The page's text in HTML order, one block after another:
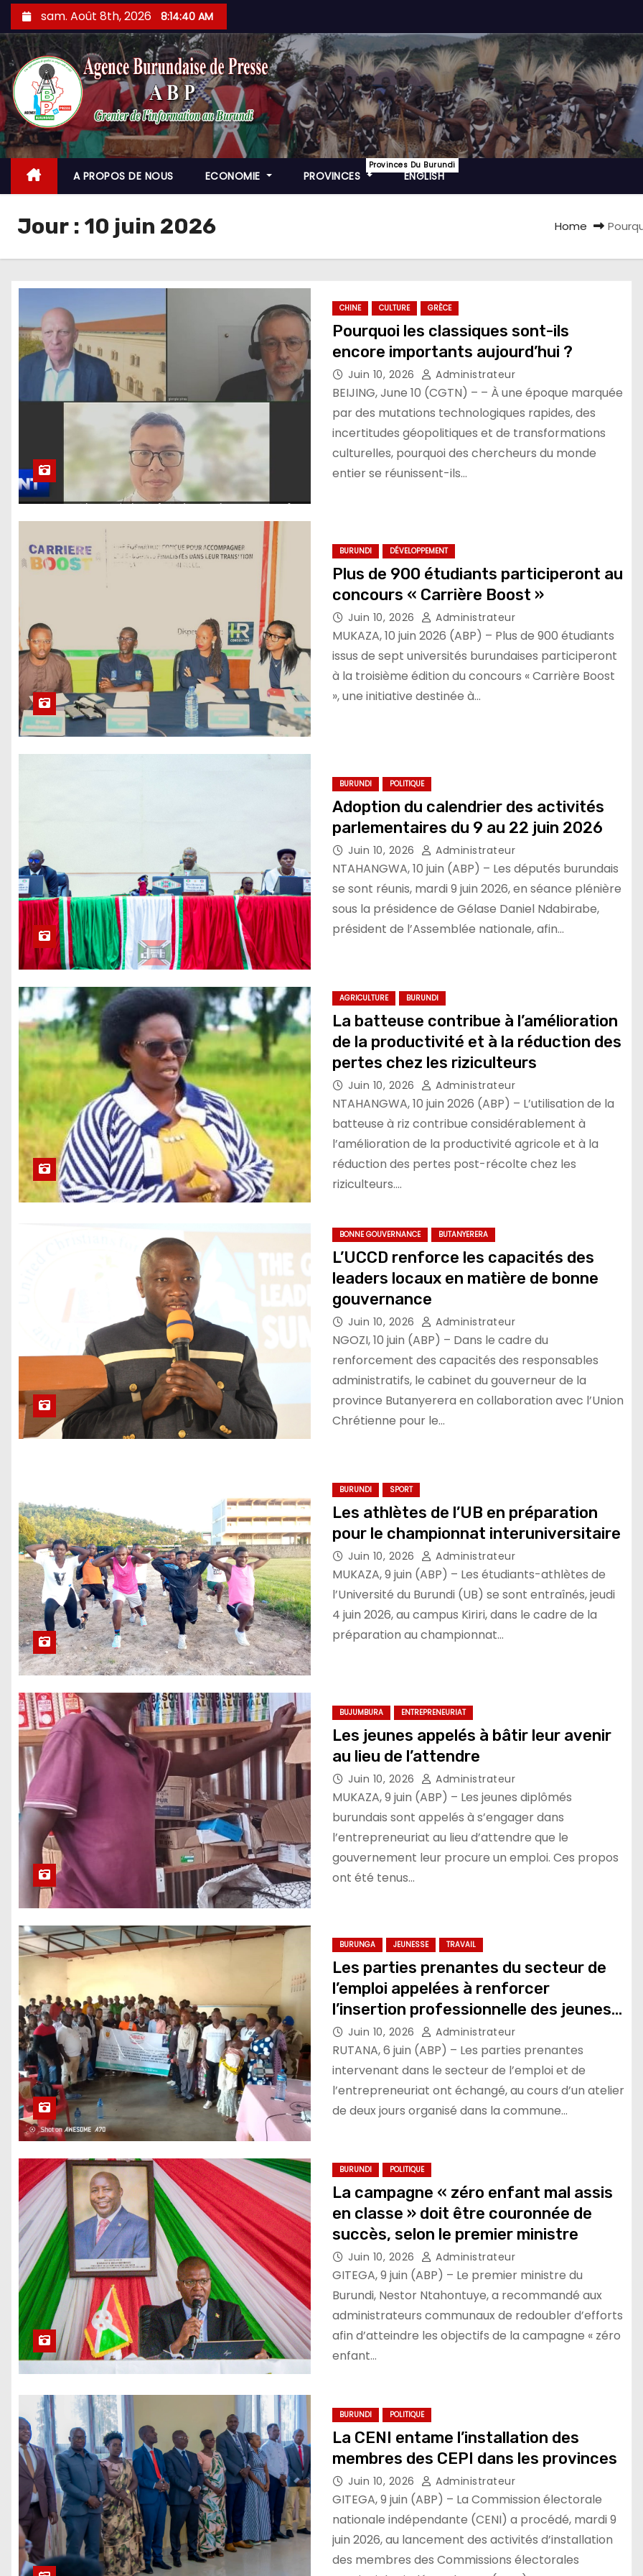
Skip
to
content
sam. Août 8th, 2026 8:14:42 AM
A PROPOS DE NOUS ECONOMIE PROVINCES
Provinces Du Burundi
ENGLISH
Jour : 10 juin 2026 Home
CHINE CULTURE GRÈCE
Pourquoi les classiques sont-ils
encore importants aujourd’hui ?
Juin 10, 2026 Administrateur
BEIJING, June 10 (CGTN) – – À une époque marquée
par des mutations technologiques rapides, des
incertitudes géopolitiques et de transformations
culturelles, pourquoi des chercheurs du monde
entier se réunissent-ils…
BURUNDI DÉVELOPPEMENT
Plus de 900 étudiants participeront au
concours « Carrière Boost »
Juin 10, 2026 Administrateur
MUKAZA, 10 juin 2026 (ABP) – Plus de 900 étudiants
issus de sept universités burundaises participeront
à la troisième édition du concours « Carrière Boost
», une initiative destinée à…
BURUNDI POLITIQUE
Adoption du calendrier des activités
parlementaires du 9 au 22 juin 2026
Juin 10, 2026 Administrateur
NTAHANGWA, 10 juin (ABP) – Les députés burundais
se sont réunis, mardi 9 juin 2026, en séance plénière
sous la présidence de Gélase Daniel Ndabirabe,
président de l’Assemblée nationale, afin…
AGRICULTURE BURUNDI
La batteuse contribue à l’amélioration
de la productivité et à la réduction des
pertes chez les riziculteurs
Juin 10, 2026 Administrateur
NTAHANGWA, 10 juin 2026 (ABP) – L’utilisation de la
batteuse à riz contribue considérablement à
l’amélioration de la productivité agricole et à la
réduction des pertes post-récolte chez les
riziculteurs.…
BONNE GOUVERNANCE BUTANYERERA
L’UCCD renforce les capacités des
leaders locaux en matière de bonne
gouvernance
Juin 10, 2026 Administrateur
NGOZI, 10 juin (ABP) – Dans le cadre du
renforcement des capacités des responsables
administratifs, le cabinet du gouverneur de la
province Butanyerera en collaboration avec l’Union
Chrétienne pour le…
BURUNDI SPORT
Les athlètes de l’UB en préparation
pour le championnat interuniversitaire
Juin 10, 2026 Administrateur
MUKAZA, 9 juin (ABP) – Les étudiants-athlètes de
l’Université du Burundi (UB) se sont entraînés, jeudi
4 juin 2026, au campus Kiriri, dans le cadre de la
préparation au championnat…
BUJUMBURA ENTREPRENEURIAT
Les jeunes appelés à bâtir leur avenir
au lieu de l’attendre
Juin 10, 2026 Administrateur
MUKAZA, 9 juin (ABP) – Les jeunes diplômés
burundais sont appelés à s’engager dans
l’entrepreneuriat au lieu d’attendre que le
gouvernement leur procure un emploi. Ces propos
ont été tenus…
BURUNGA JEUNESSE TRAVAIL
Les parties prenantes du secteur de
l’emploi appelées à renforcer
l’insertion professionnelle des jeunes
ruraux
Juin 10, 2026 Administrateur
RUTANA, 6 juin (ABP) – Les parties prenantes
intervenant dans le secteur de l’emploi et de
l’entrepreneuriat ont échangé, au cours d’un atelier
de deux jours organisé dans la commune…
BURUNDI POLITIQUE
La campagne « zéro enfant mal assis
en classe » doit être couronnée de
succès, selon le premier ministre
Juin 10, 2026 Administrateur
GITEGA, 9 juin (ABP) – Le premier ministre du
Burundi, Nestor Ntahontuye, a recommandé aux
administrateurs communaux de redoubler d’efforts
afin d’atteindre les objectifs de la campagne « zéro
enfant…
BURUNDI POLITIQUE
La CENI entame l’installation des
membres des CEPI dans les provinces
Juin 10, 2026 Administrateur
GITEGA, 9 juin (ABP) – La Commission électorale
nationale indépendante (CENI) a procédé, mardi 9
juin 2026, au lancement des activités d’installation
des membres des Commissions électorales